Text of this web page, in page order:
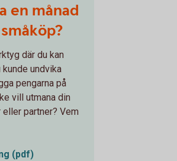
en månad
där du kan
undvika
pengarna på
vill utmana din
partner? Vem
(pdf)